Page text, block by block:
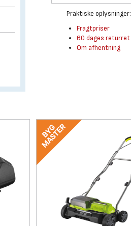
Praktiske oplysninger:
Fragtpriser
60 dages returret
Om afhentning